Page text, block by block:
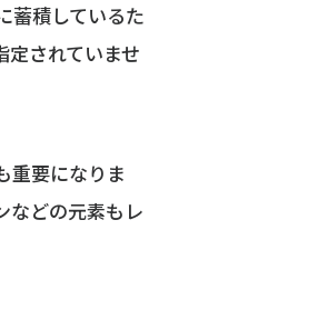
蓄積しているた
定されていませ
重要になりま
などの元素もレ